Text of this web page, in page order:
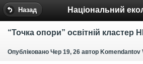
Назад
“Точка опори” освітній кластер
Опубліковано Чер 19, 26 автор Komendantov